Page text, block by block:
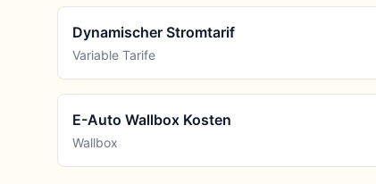
Dynamischer Stromtarif
Variable Tarife
E-Auto Wallbox Kosten
Wallbox